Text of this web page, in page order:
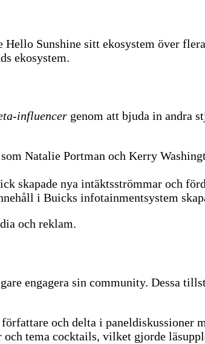
Hello Sunshine sitt ekosystem över
ekosystem.
influencer genom att bjuda in andra
Natalie Portman och Kerry
skapade nya intäktsströmmar och
i Buicks infotainmentsystem
och reklam.
engagera sin community. Dessa
och delta i paneldiskussioner
och tema cocktails, vilket gjorde